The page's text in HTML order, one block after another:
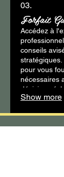
03.
Forfait
Accédez à
conseils
pour vous
nécessaires
décisions
dans des
Show more